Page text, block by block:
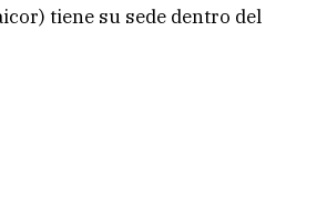
tiene su sede dentro del